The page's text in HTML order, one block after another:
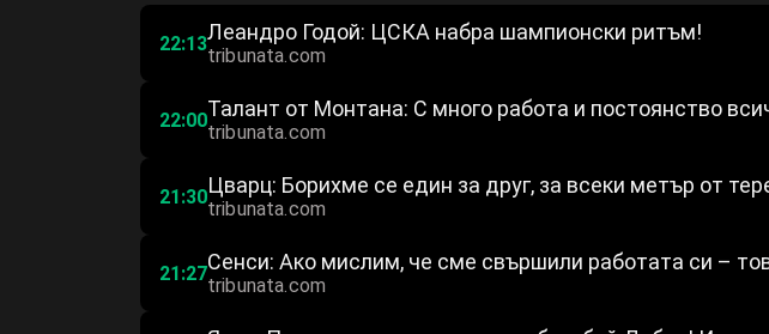
22:13Леандро Годой: ЦСКА набра шампионски ритъм!
tribunata.com
22:00Талант от Монтана: С много работа и постоянство
tribunata.com
21:30Цварц: Борихме се един за друг, за всеки метър от
tribunata.com
21:27Сенси: Ако мислим, че сме свършили работата си –
tribunata.com